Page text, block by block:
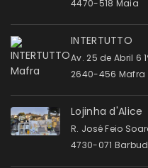
4470-518 Maia
INTERTUTTO
Av. 25 de Abril 6
2640-456 Mafra
Lojinha d'Alice
R. José Feio
4730-071